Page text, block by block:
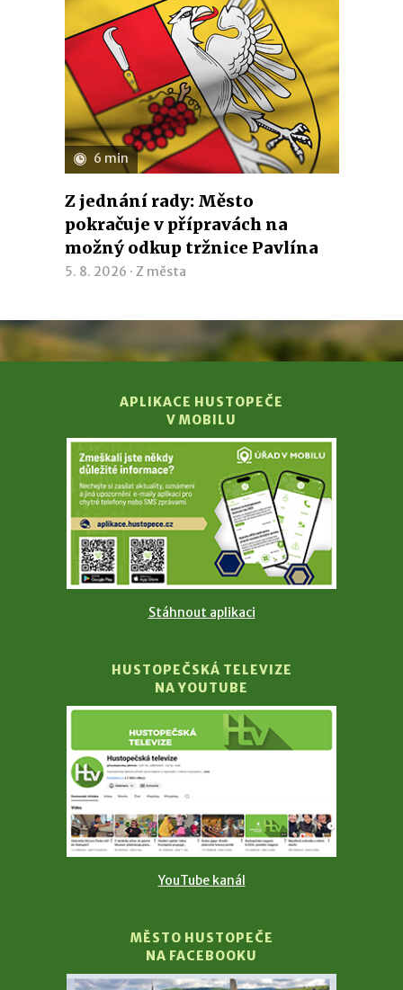
6 min
Z jednání rady: Město
pokračuje v přípravách na
možný odkup tržnice Pavlína
5. 8. 2026 · Z města
APLIKACE HUSTOPEČE
V MOBILU
Stáhnout aplikaci
HUSTOPEČSKÁ TELEVIZE
NA YOUTUBE
YouTube kanál
MĚSTO HUSTOPEČE
NA FACEBOOKU